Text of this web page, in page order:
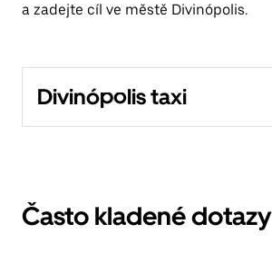
a zadejte cíl ve městě Divinópolis.
Divinópolis taxi
Často kladené dotazy